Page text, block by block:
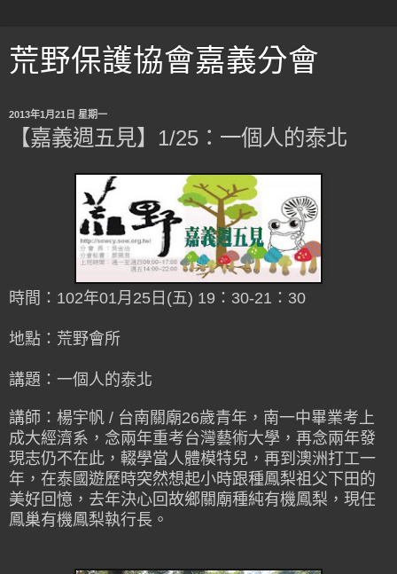
荒野保護協會嘉義分會
2013年1月21日 星期一
【嘉義週五見】1/25：一個人的泰北
時間：102年01月25日(五) 19：30-21：30
地點：荒野會所
講題：一個人的泰北
講師：楊宇帆 / 台南關廟26歲青年，南一中畢業考上
成大經濟系，念兩年重考台灣藝術大學，再念兩年發
現志仍不在此，輟學當人體模特兒，再到澳洲打工一
年，在泰國遊歷時突然想起小時跟種鳳梨祖父下田的
美好回憶，去年決心回故鄉關廟種純有機鳳梨，現任
鳳巢有機鳳梨執行長。